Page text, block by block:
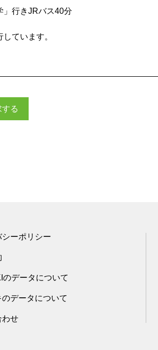
」行きJRバス40分
ています。
る
シーポリシー
のデータについて
のデータについて
わせ